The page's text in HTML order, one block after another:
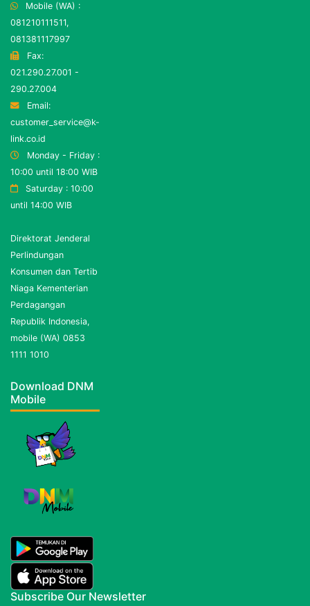
Mobile (WA) :
081210111511,
081381117997
Fax:
021.290.27.001 -
290.27.004
Email:
customer_service@k-
link.co.id
Monday - Friday :
10:00 until 18:00 WIB
Saturday : 10:00
until 14:00 WIB
Direktorat Jenderal
Perlindungan
Konsumen dan Tertib
Niaga Kementerian
Perdagangan
Republik Indonesia,
mobile (WA) 0853
1111 1010
Download DNM
Mobile
Subscribe Our Newsletter